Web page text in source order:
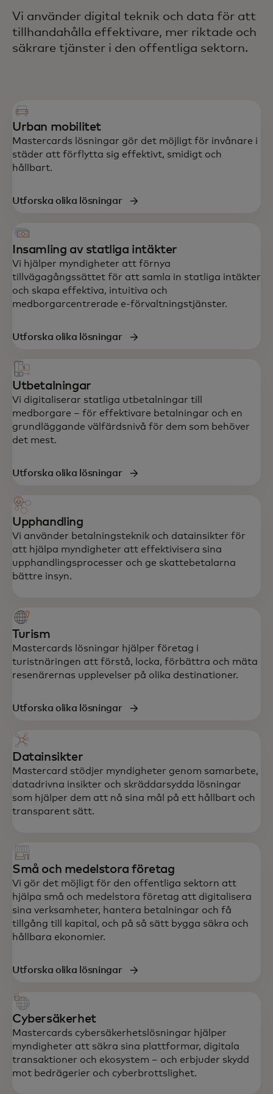
Vi använder digital teknik och data för att
tillhandahålla effektivare, mer riktade och
säkrare tjänster i den offentliga sektorn.
Urban mobilitet
Mastercards lösningar gör det möjligt för invånare i
städer att förflytta sig effektivt, smidigt och
hållbart.
Utforska olika lösningar
Insamling av statliga intäkter
Vi hjälper myndigheter att förnya
tillvägagångssättet för att samla in statliga intäkter
och skapa effektiva, intuitiva och
medborgarcentrerade e-förvaltningstjänster.
Utforska olika lösningar
Utbetalningar
Vi digitaliserar statliga utbetalningar till
medborgare – för effektivare betalningar och en
grundläggande välfärdsnivå för dem som behöver
det mest.
Utforska olika lösningar
Upphandling
Vi använder betalningsteknik och datainsikter för
att hjälpa myndigheter att effektivisera sina
upphandlingsprocesser och ge skattebetalarna
bättre insyn.
Turism
Mastercards lösningar hjälper företag i
turistnäringen att förstå, locka, förbättra och mäta
resenärernas upplevelser på olika destinationer.
Utforska olika lösningar
Datainsikter
Mastercard stödjer myndigheter genom samarbete,
datadrivna insikter och skräddarsydda lösningar
som hjälper dem att nå sina mål på ett hållbart och
transparent sätt.
Små och medelstora företag
Vi gör det möjligt för den offentliga sektorn att
hjälpa små och medelstora företag att digitalisera
sina verksamheter, hantera betalningar och få
tillgång till kapital, och på så sätt bygga säkra och
hållbara ekonomier.
Utforska olika lösningar
Cybersäkerhet
Mastercards cybersäkerhetslösningar hjälper
myndigheter att säkra sina plattformar, digitala
transaktioner och ekosystem – och erbjuder skydd
mot bedrägerier och cyberbrottslighet.